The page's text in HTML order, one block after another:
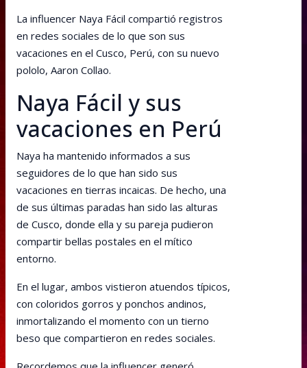
La influencer Naya Fácil compartió registros
en redes sociales de lo que son sus
vacaciones en el Cusco, Perú, con su nuevo
pololo, Aaron Collao.
Naya Fácil y sus
vacaciones en Perú
Naya ha mantenido informados a sus
seguidores de lo que han sido sus
vacaciones en tierras incaicas. De hecho, una
de sus últimas paradas han sido las alturas
de Cusco, donde ella y su pareja pudieron
compartir bellas postales en el mítico
entorno.
En el lugar, ambos vistieron atuendos típicos,
con coloridos gorros y ponchos andinos,
inmortalizando el momento con un tierno
beso que compartieron en redes sociales.